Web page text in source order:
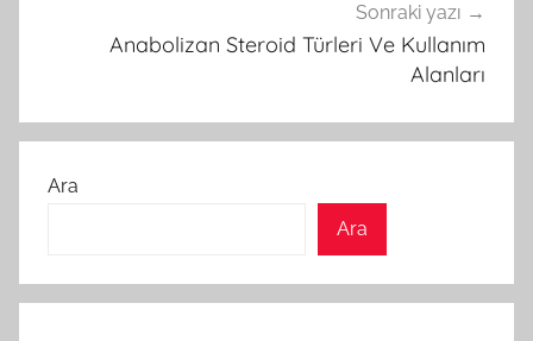
Sonraki yazı
Anabolizan Steroid Türleri Ve Kullanım
Alanları
Ara
Ara